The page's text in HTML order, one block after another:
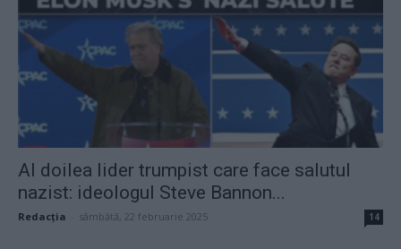
Al doilea lider trumpist care face salutul
nazist: ideologul Steve Bannon...
Redacţia sâmbătă, 22 februarie 2025 14